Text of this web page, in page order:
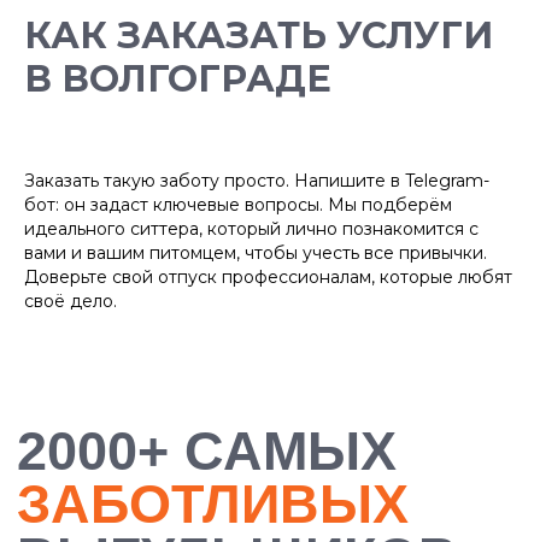
КАК ЗАКАЗАТЬ УСЛУГИ
В ВОЛГОГРАДЕ
Заказать такую заботу просто. Напишите в Telegram-
бот: он задаст ключевые вопросы. Мы подберём
идеального ситтера, который лично познакомится с
вами и вашим питомцем, чтобы учесть все привычки.
Доверьте свой отпуск профессионалам, которые любят
своё дело.
БОЛЕЕ 10 000
ДОВОЛЬНЫХ
ХОЗЯЕВ